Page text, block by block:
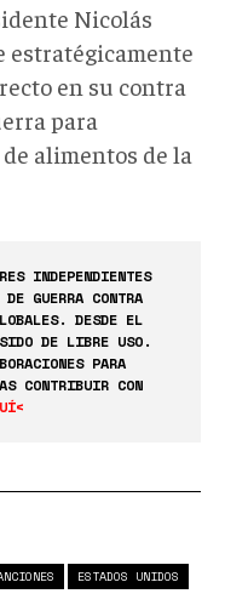
Nicolás
estratégicamente
en su contra
para
alimentos de la
INDEPENDIENTES
GUERRA CONTRA
DESDE EL
DE LIBRE USO.
PARA
CONTRIBUIR CON
ESTADOS UNIDOS